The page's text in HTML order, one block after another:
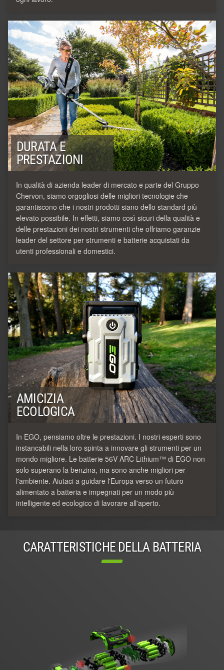
DURATA E
PRESTAZIONI
In qualità di azienda leader di mercato e parte del Gruppo
Chervon, siamo orgogliosi delle migliori tecnologie che
garantiscono che i nostri prodotti siano dello standard più
elevato possibile. In effetti, siamo così sicuri della qualità e
delle prestazioni dei nostri strumenti che offriamo garanzie
leader del settore per strumenti e batterie acquistati da
utenti professionali e domestici.
AMICIZIA
ECOLOGICA
In EGO, pensiamo oltre le prestazioni. I nostri esperti sono
instancabili nella loro spinta a innovare gli strumenti per un
mondo migliore. Le batterie 56V ARC Lithium™ di EGO non
solo superano la benzina, ma sono anche migliori per
l'ambiente. Aiutaci a guidare l'Europa verso un futuro
alimentato a batteria e impegnati per un modo più
intelligente ed ecologico di lavorare all'aperto.
CARATTERISTICHE DELLA BATTERIA